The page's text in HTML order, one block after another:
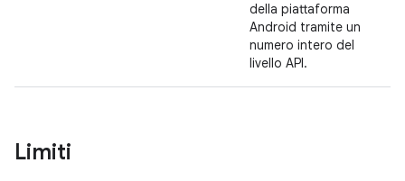
della piattaforma
Android tramite un
numero intero del
livello API.
Limiti